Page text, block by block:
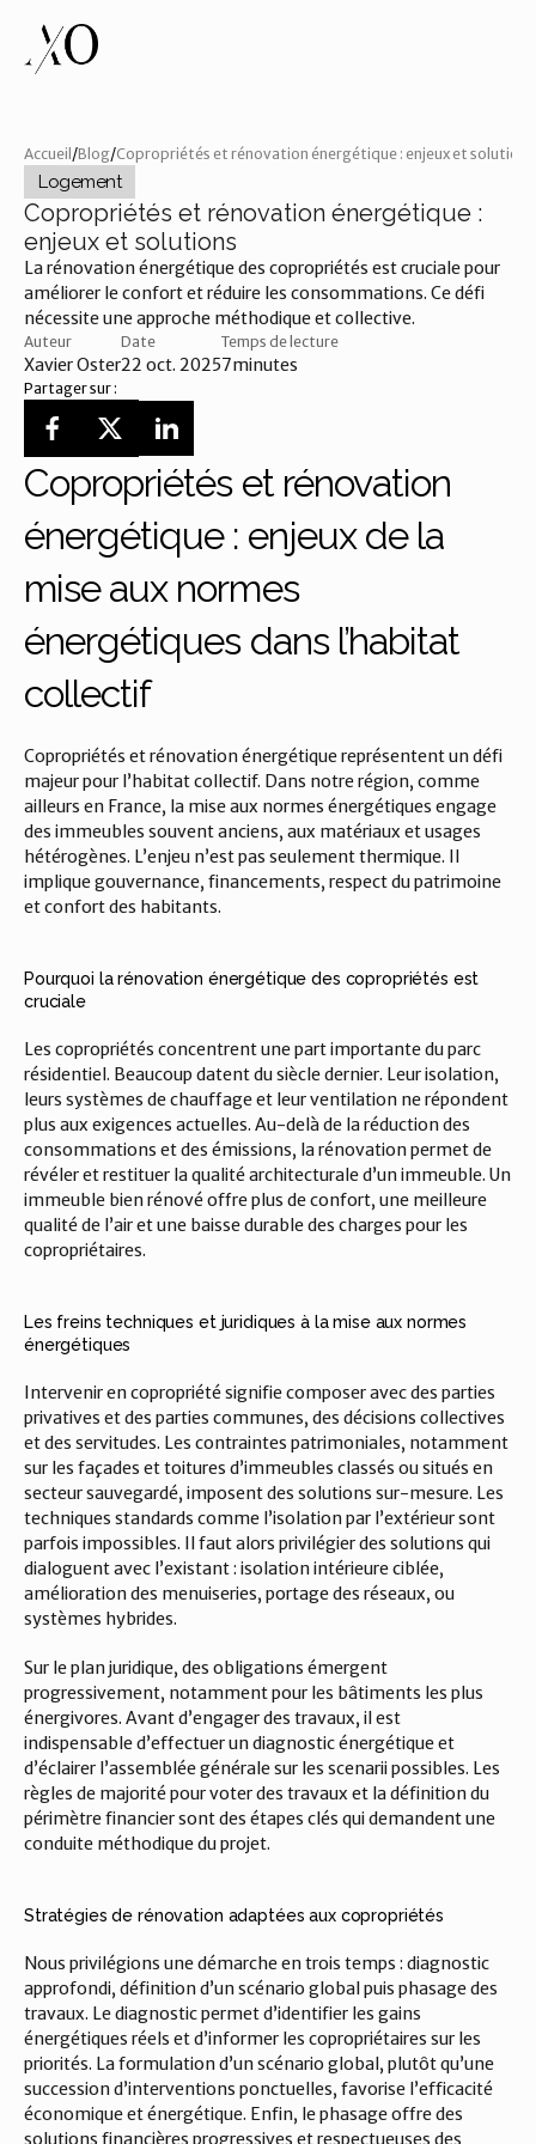
Accueil /Blog/Copropriétés et rénovation énergétique : enjeux et solutions
Logement
Copropriétés et rénovation énergétique :
enjeux et solutions
La rénovation énergétique des copropriétés est cruciale pour
améliorer le confort et réduire les consommations. Ce défi
nécessite une approche méthodique et collective.
Auteur
Xavier Oster
Date
22 oct. 2025
Temps de lecture
7minutes
Partager sur :
Copropriétés et rénovation
énergétique : enjeux de la
mise aux normes
énergétiques dans l’habitat
collectif
Copropriétés et rénovation énergétique représentent un défi
majeur pour l’habitat collectif. Dans notre région, comme
ailleurs en France, la mise aux normes énergétiques engage
des immeubles souvent anciens, aux matériaux et usages
hétérogènes. L’enjeu n’est pas seulement thermique. Il
implique gouvernance, financements, respect du patrimoine
et confort des habitants.
Pourquoi la rénovation énergétique des copropriétés est
cruciale
Les copropriétés concentrent une part importante du parc
résidentiel. Beaucoup datent du siècle dernier. Leur isolation,
leurs systèmes de chauffage et leur ventilation ne répondent
plus aux exigences actuelles. Au-delà de la réduction des
consommations et des émissions, la rénovation permet de
révéler et restituer la qualité architecturale d’un immeuble. Un
immeuble bien rénové offre plus de confort, une meilleure
qualité de l’air et une baisse durable des charges pour les
copropriétaires.
Les freins techniques et juridiques à la mise aux normes
énergétiques
Intervenir en copropriété signifie composer avec des parties
privatives et des parties communes, des décisions collectives
et des servitudes. Les contraintes patrimoniales, notamment
sur les façades et toitures d’immeubles classés ou situés en
secteur sauvegardé, imposent des solutions sur-mesure. Les
techniques standards comme l’isolation par l’extérieur sont
parfois impossibles. Il faut alors privilégier des solutions qui
dialoguent avec l’existant : isolation intérieure ciblée,
amélioration des menuiseries, portage des réseaux, ou
systèmes hybrides.
Sur le plan juridique, des obligations émergent
progressivement, notamment pour les bâtiments les plus
énergivores. Avant d’engager des travaux, il est
indispensable d’effectuer un diagnostic énergétique et
d’éclairer l’assemblée générale sur les scenarii possibles. Les
règles de majorité pour voter des travaux et la définition du
périmètre financier sont des étapes clés qui demandent une
conduite méthodique du projet.
Stratégies de rénovation adaptées aux copropriétés
Nous privilégions une démarche en trois temps : diagnostic
approfondi, définition d’un scénario global puis phasage des
travaux. Le diagnostic permet d’identifier les gains
énergétiques réels et d’informer les copropriétaires sur les
priorités. La formulation d’un scénario global, plutôt qu’une
succession d’interventions ponctuelles, favorise l’efficacité
économique et énergétique. Enfin, le phasage offre des
solutions financières progressives et respectueuses des